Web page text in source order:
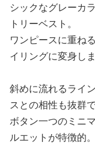
シックなグレーカ
トリーベスト。
ワンピースに重ね
イリングに変身しま
斜めに流れるライ
スとの相性も抜群で
ボタン一つのミニ
ルエットが特徴的。